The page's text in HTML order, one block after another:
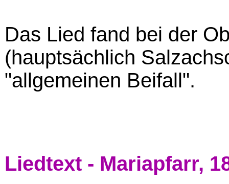
Das Lied fand bei der
(hauptsächlich
"allgemeinen Beifall".
Liedtext - Mariapfarr,